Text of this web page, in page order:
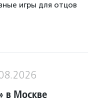
игры для отцов
в Москве